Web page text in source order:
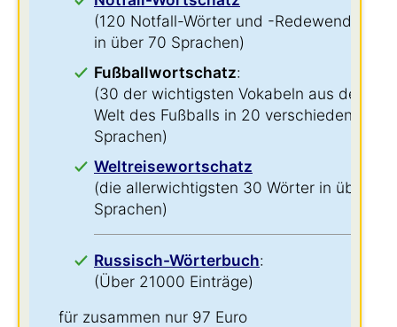
(120 Notfall-Wörter und -Redewendungen
in über 70 Sprachen)
Fußballwortschatz:
(30 der wichtigsten Vokabeln aus der
Welt des Fußballs in 20 verschiedenen
Sprachen)
Weltreisewortschatz
(die allerwichtigsten 30 Wörter in über 60
Sprachen)
Russisch-Wörterbuch:
(Über 21000 Einträge)
für zusammen nur 97 Euro